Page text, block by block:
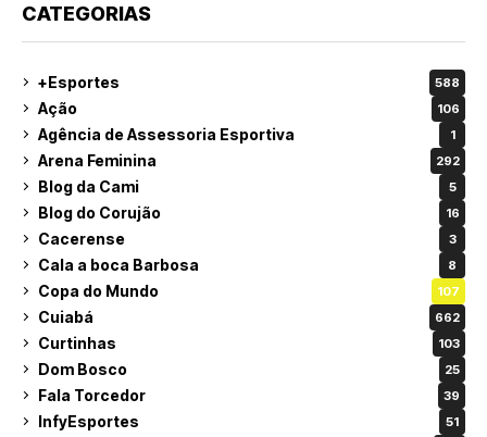
CATEGORIAS
+Esportes 588
Ação 106
Agência de Assessoria Esportiva 1
Arena Feminina 292
Blog da Cami 5
Blog do Corujão 16
Cacerense 3
Cala a boca Barbosa 8
Copa do Mundo 107
Cuiabá 662
Curtinhas 103
Dom Bosco 25
Fala Torcedor 39
InfyEsportes 51